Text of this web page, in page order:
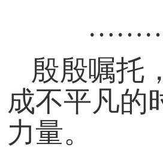
殷殷嘱托
成不平凡的
力量。